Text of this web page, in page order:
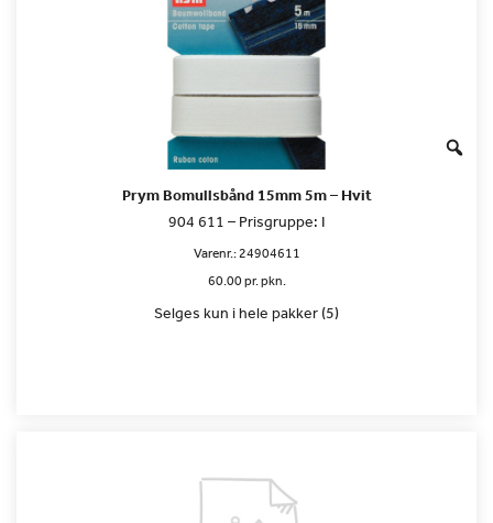
Prym Bomullsbånd 15mm 5m – Hvit
904 611 – Prisgruppe: I
Varenr.:24904611
60.00 pr. pkn.
Selges kun i hele pakker (5)